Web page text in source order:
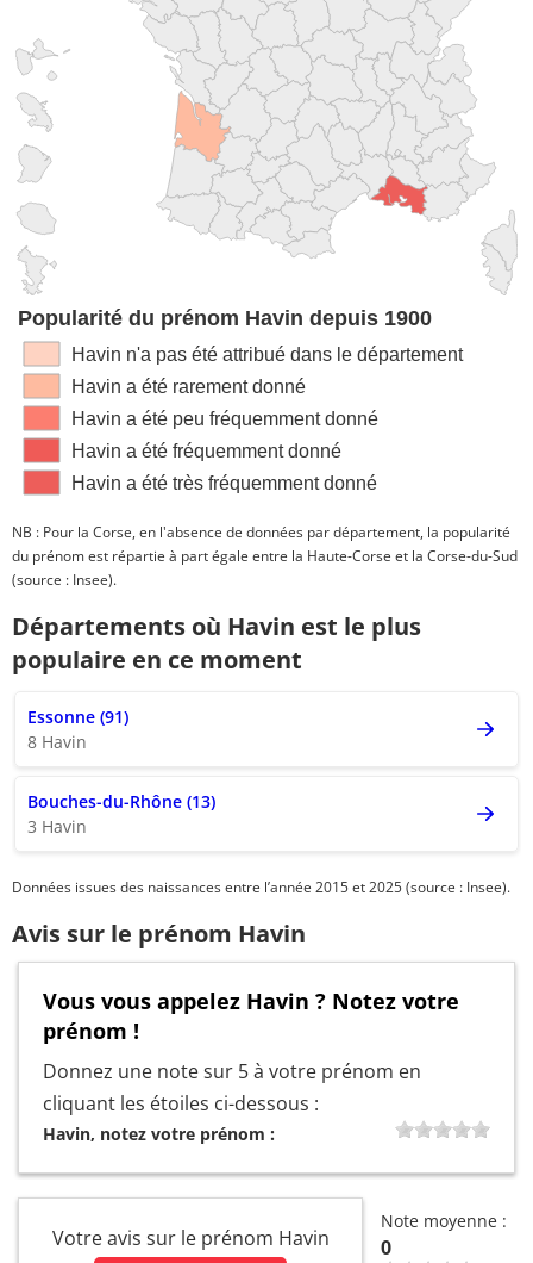
Popularité du prénom Havin depuis 1900
Havin n'a pas été attribué dans le département
Havin a été rarement donné
Havin a été peu fréquemment donné
Havin a été fréquemment donné
Havin a été très fréquemment donné
NB : Pour la Corse, en l'absence de données par département, la popularité
du prénom est répartie à part égale entre la Haute-Corse et la Corse-du-Sud
(source : Insee).
Départements où Havin est le plus
populaire en ce moment
Essonne (91)
8 Havin
Bouches-du-Rhône (13)
3 Havin
Données issues des naissances entre l’année 2015 et 2025 (source : Insee).
Avis sur le prénom Havin
Vous vous appelez Havin ? Notez votre
prénom !
Donnez une note sur 5 à votre prénom en
cliquant les étoiles ci-dessous :
Havin, notez votre prénom :
Votre avis sur le prénom Havin
Note moyenne :
0